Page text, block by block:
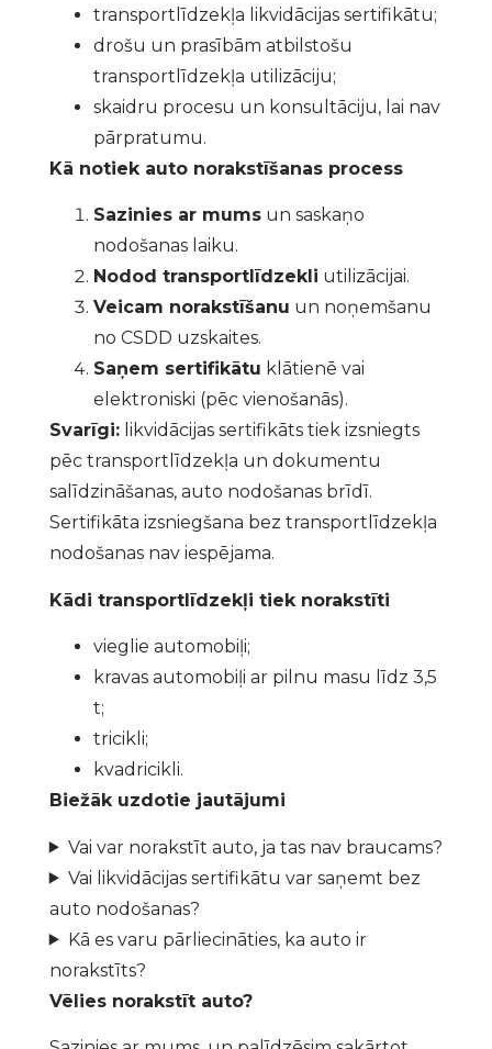
transportlīdzekļa likvidācijas sertifikātu;
drošu un prasībām atbilstošu
transportlīdzekļa utilizāciju;
skaidru procesu un konsultāciju, lai nav
pārpratumu.
Kā notiek auto norakstīšanas process
Sazinies ar mumsun saskaņo
nodošanas laiku.
Nodod transportlīdzekli utilizācijai.
Veicam norakstīšanu un noņemšanu
no CSDD uzskaites.
Saņem sertifikātu klātienē vai
elektroniski (pēc vienošanās).
Svarīgi:likvidācijas sertifikāts tiek izsniegts
pēc transportlīdzekļa un dokumentu
salīdzināšanas, auto nodošanas brīdī.
Sertifikāta izsniegšana bez transportlīdzekļa
nodošanas nav iespējama.
Kādi transportlīdzekļi tiek norakstīti
vieglie automobiļi;
kravas automobiļi ar pilnu masu līdz 3,5
t;
tricikli;
kvadricikli.
Biežāk uzdotie jautājumi
Vai var norakstīt auto, ja tas nav braucams?
Vai likvidācijas sertifikātu var saņemt bez
auto nodošanas?
Kā es varu pārliecināties, ka auto ir
norakstīts?
Vēlies norakstīt auto?